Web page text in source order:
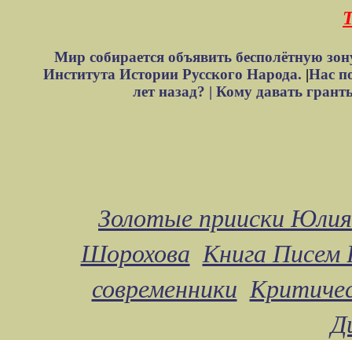
Мир собирается объявить бесполётную
Института Истории Русского Народа. |Нас
лет назад? | Кому давать
Золотые прииски
Шорохова Книга Писем
современники